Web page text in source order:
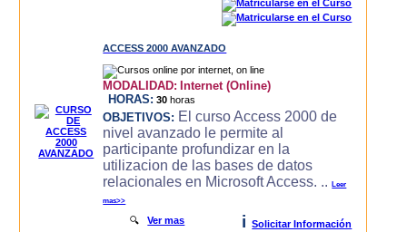
ACCESS 2000 AVANZADO
MODALIDAD: Internet (Online)
HORAS: 30 horas
OBJETIVOS: El curso Access 2000 de
nivel avanzado le permite al
participante profundizar en la
utilizacion de las bases de datos
relacionales en Microsoft Access. ..Leer
mas>>
🔍Ver mas i Solicitar Información